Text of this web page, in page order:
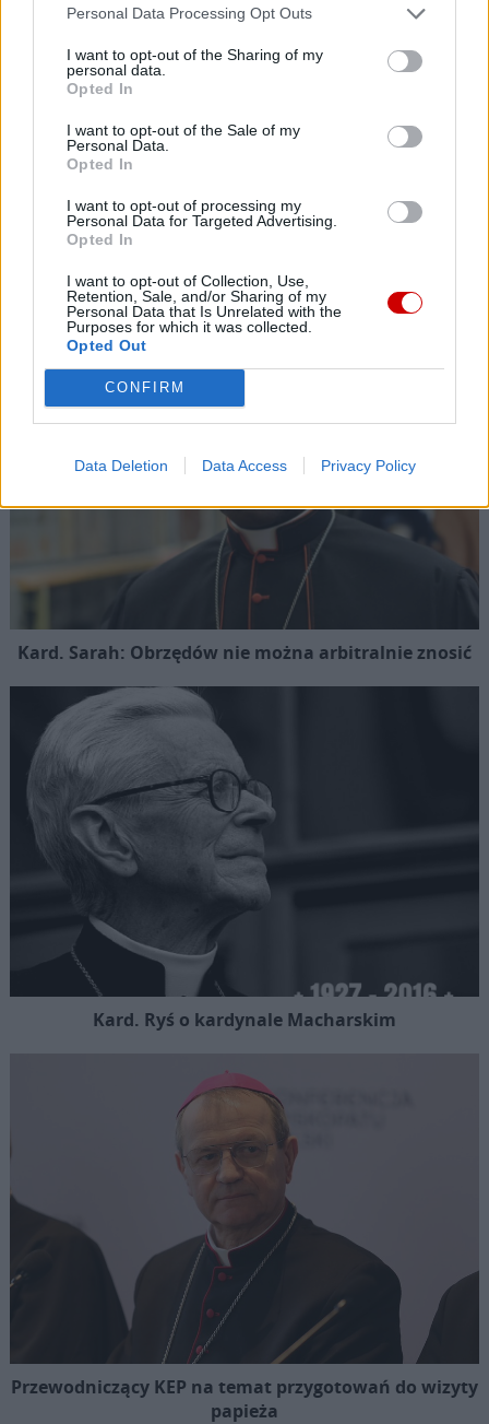
Personal Data Processing Opt Outs
I want to opt-out of the Sharing of my
personal data.
Opted In
I want to opt-out of the Sale of my
Personal Data.
Opted In
I want to opt-out of processing my
Personal Data for Targeted Advertising.
Opted In
I want to opt-out of Collection, Use,
Retention, Sale, and/or Sharing of my
Personal Data that Is Unrelated with the
Purposes for which it was collected.
Opted Out
CONFIRM
Data Deletion Data Access Privacy Policy
07 sierpnia 2026 | 17:22
Kard. Parolin: pokój zaczyna się od empatii wobec cierpienia
07 sierpnia 2026 | 16:56
07 sierpnia 2026 | 16:41
Leon XIV spotka się we Francji z ofiarami wykorzystywania w
Kościele
Popularne
Kard. Sarah: Obrzędów nie można arbitralnie znosić
Kard. Ryś o kardynale Macharskim
Przewodniczący KEP na temat przygotowań do wizyty
papieża